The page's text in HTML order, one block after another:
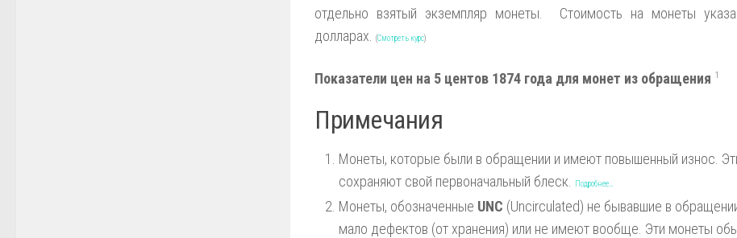
отдельно взятый экземпляр монеты. Стоимость на монеты
долларах.
(Смотреть курс)
Показатели цен на 5 центов 1874 года для монет из обращения 1
Примечания
Монеты, которые были в обращении и имеют повышенный износ.
сохраняют свой первоначальный блеск.
Подробнее…
Монеты, обозначенные UNC (Uncirculated) не бывавшие в
мало дефектов (от хранения) или не имеют вообще. Эти монеты